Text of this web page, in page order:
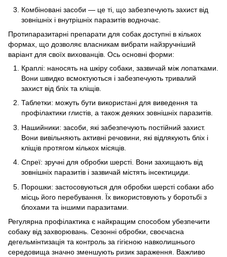
Комбіновані засоби — це ті, що забезпечують захист від
зовнішніх і внутрішніх паразитів водночас.
Протипаразитарні препарати для собак доступні в кількох
формах, що дозволяє власникам вибрати найзручніший
варіант для своїх вихованців. Ось основні форми:
Краплі: наносять на шкіру собаки, зазвичай між лопатками.
Вони швидко всмоктуються і забезпечують тривалий
захист від бліх та кліщів.
Таблетки: можуть бути використані для виведення та
профілактики глистів, а також деяких зовнішніх паразитів.
Нашийники: засоби, які забезпечують постійний захист.
Вони вивільняють активні речовини, які відлякують бліх і
кліщів протягом кількох місяців.
Спреї: зручні для обробки шерсті. Вони захищають від
зовнішніх паразитів і зазвичай містять інсектициди.
Порошки: застосовуються для обробки шерсті собаки або
місць його перебування. Їх використовують у боротьбі з
блохами та іншими паразитами.
Регулярна профілактика є найкращим способом убезпечити
собаку від захворювань. Сезонні обробки, своєчасна
дегельмінтизація та контроль за гігієною навколишнього
середовища значно зменшують ризик зараження. Важливо